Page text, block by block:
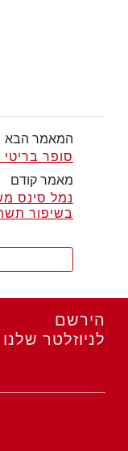
המאמר הבא
סופר
מאמר קודם
בשיפור
הירשם
לניוזלטר שלנו